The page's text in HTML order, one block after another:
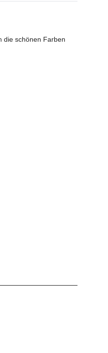
die schönen Farben